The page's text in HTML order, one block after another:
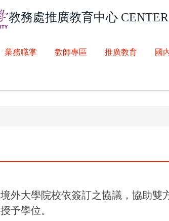
教務處推廣教育中心
業務職掌 教師專區 推廣教育 國
外大學院校依簽訂之協議，協助
予學位。